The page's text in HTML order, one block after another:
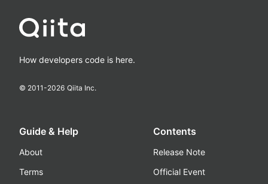
How developers code is here.
© 2011-2026 Qiita Inc.
Guide & Help
About
Terms
Contents
Release Note
Official Event